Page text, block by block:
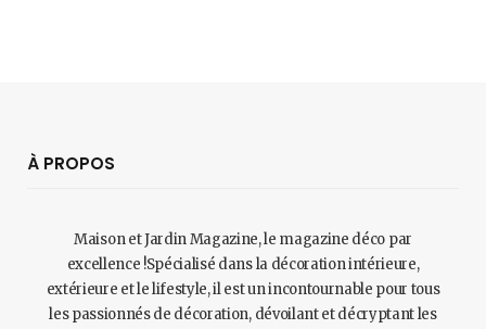
À PROPOS
Maison et Jardin Magazine, le magazine déco par
excellence !Spécialisé dans la décoration intérieure,
extérieure et le lifestyle, il est un incontournable pour tous
les passionnés de décoration, dévoilant et décryptant les